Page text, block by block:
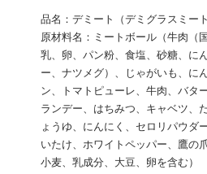
品名：デミート（デミグラスミー
原材料名：ミートボール（牛肉（
乳、卵、パン粉、食塩、砂糖、に
ー、ナツメグ）、じゃがいも、に
ン、トマトピューレ、牛肉、バタ
ランデー、はちみつ、キャベツ、
ょうゆ、にんにく、セロリパウダ
いたけ、ホワイトペッパー、鷹の
小麦、乳成分、大豆、卵を含む）